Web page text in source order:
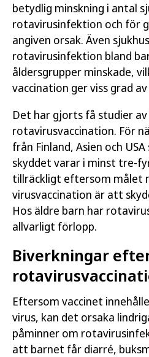
betydlig minskning i antal
rotavirusinfektion och för
angiven orsak. Även
rotavirusinfektion bland
åldersgrupper minskade,
vaccination ger viss grad
Det har gjorts få studier
rotavirusvaccination. För
från Finland, Asien och
skyddet varar i minst tre-
tillräckligt eftersom målet
virusvaccination är att
Hos äldre barn har
allvarligt förlopp.
Biverkningar
Eftersom vaccinet
virus, kan det orsaka
påminner om
att barnet får diarré,